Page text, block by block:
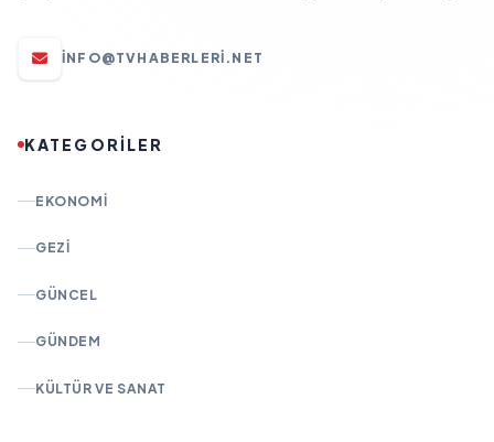
INFO@TVHABERLERI.NET
KATEGORİLER
EKONOMI
GEZI
GÜNCEL
GÜNDEM
KÜLTÜR VE SANAT